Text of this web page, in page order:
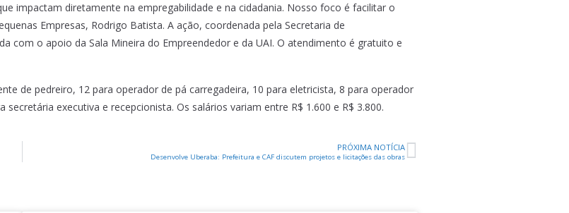
impactam diretamente na empregabilidade e na cidadania. Nosso foco é facilitar o
Empresas, Rodrigo Batista. A ação, coordenada pela Secretaria de
com o apoio da Sala Mineira do Empreendedor e da UAI. O atendimento é gratuito e
de pedreiro, 12 para operador de pá carregadeira, 10 para eletricista, 8 para operador
executiva e recepcionista. Os salários variam entre R$ 1.600 e R$ 3.800.
PRÓXIMA NOTÍCIA
Desenvolve Uberaba: Prefeitura e CAF discutem projetos e licitações das obras